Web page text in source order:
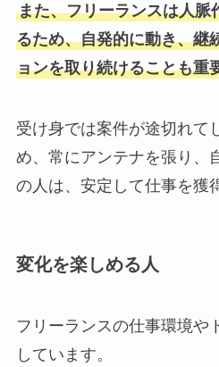
また、フリーランスは人脈
るため、自発的に動き、継
ョンを取り続けることも重
受け身では案件が途切れて
め、常にアンテナを張り、
の人は、安定して仕事を獲
変化を楽しめる人
フリーランスの仕事環境や
しています。